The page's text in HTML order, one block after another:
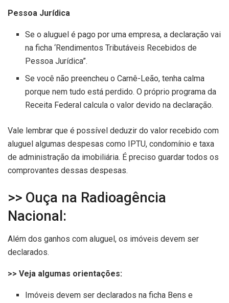
Pessoa Jurídica
Se o aluguel é pago por uma empresa, a declaração vai
na ficha ‘Rendimentos Tributáveis Recebidos de
Pessoa Jurídica”.
Se você não preencheu o Carnê-Leão, tenha calma
porque nem tudo está perdido. O próprio programa da
Receita Federal calcula o valor devido na declaração.
Vale lembrar que é possível deduzir do valor recebido com
aluguel algumas despesas como IPTU, condomínio e taxa
de administração da imobiliária. É preciso guardar todos os
comprovantes dessas despesas.
>> Ouça na Radioagência
Nacional:
Além dos ganhos com aluguel, os imóveis devem ser
declarados.
>> Veja algumas orientações:
Imóveis devem ser declarados na ficha Bens e